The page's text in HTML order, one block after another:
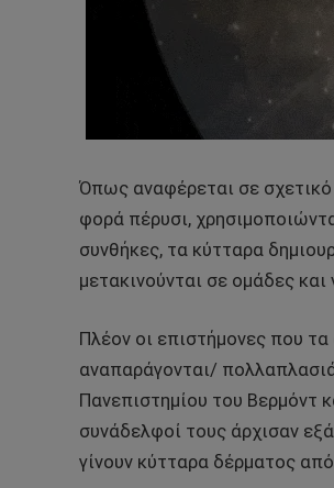
Όπως αναφέρεται σε
φορά πέρυσι,
συνθήκες, τα κύτταρα
μετακινούνται σε ομάδες
Πλέον οι επιστήμονες που
αναπαράγονται/
Πανεπιστημίου του Βερμόντ
συνάδελφοί τους άρχισαν
γίνουν κύτταρα δέρματος